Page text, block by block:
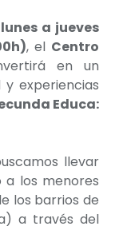
lunes a jueves
, el Centro
en un
experiencias
Educa:
llevar
a los menores
los barrios de
a través del